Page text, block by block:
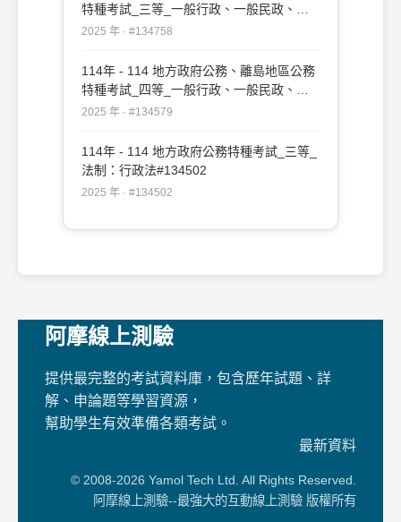
特種考試_三等_一般行政、一般民政、戶
政、原住民族行政、社會行政、勞工行政、
政、農業行政：行政法#134758
2025 年 · #134758
114年 - 114 地方政府公務、離島地區公務
特種考試_四等_一般行政、一般民政、客
家事務行政、戶政、原住民族行政、社會行
行政、法律廉政、財經廉政：行政法概要
#134579
2025 年 · #134579
114年 - 114 地方政府公務特種考試_三等_
法制：行政法#134502
2025 年 · #134502
阿摩線上測驗
提供最完整的考試資料庫，包含歷年試題、詳
解、申論題等學習資源，
幫助學生有效準備各類考試。
最新資料
© 2008-2026 Yamol Tech Ltd. All Rights Reserved.
阿摩線上測驗--最強大的互動線上測驗 版權所有